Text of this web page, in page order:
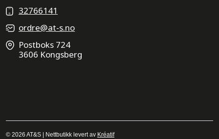
32766141
ordre@at-s.no
Postboks 724
3606 Kongsberg
© 2026 AT&S | Nettbutikk levert av Kréatif